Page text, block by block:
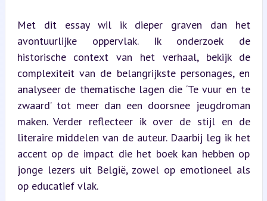
Met dit essay wil ik dieper graven dan het
avontuurlijke oppervlak. Ik onderzoek de
historische context van het verhaal, bekijk de
complexiteit van de belangrijkste personages, en
analyseer de thematische lagen die ‘Te vuur en te
zwaard’ tot meer dan een doorsnee jeugdroman
maken. Verder reflecteer ik over de stijl en de
literaire middelen van de auteur. Daarbij leg ik het
accent op de impact die het boek kan hebben op
jonge lezers uit België, zowel op emotioneel als
op educatief vlak.